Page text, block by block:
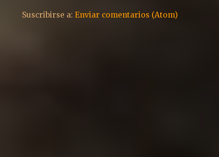
Suscribirse a: Enviar comentarios (Atom)